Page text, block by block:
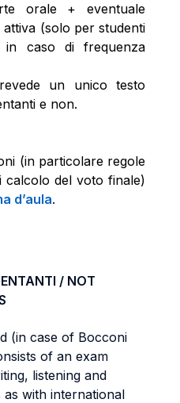
orale + eventuale
(solo per studenti
in caso di frequenza
un unico testo
e non.
(in particolare regole
calcolo del voto finale)
d’aula.
/ NOT
(in case of Bocconi
of an exam
listening and
as with international